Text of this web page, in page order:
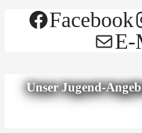
Facebook
E-
Unser Jugend-